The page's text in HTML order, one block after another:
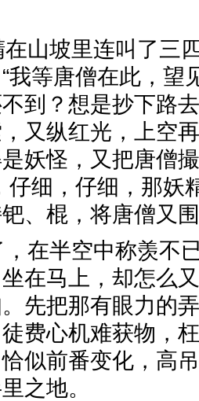
山坡里连叫了三
我等唐僧在此，望
到？想是抄下路
又纵红光，上空
妖怪，又把唐僧
仔细，仔细，那妖
钯、棍，将唐僧
在半空中称羡不
在马上，却怎么
先把那有眼力的
费心机难获物，
似前番变化，高
里之地。